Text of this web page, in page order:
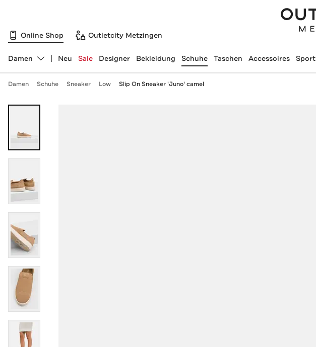
Online Shop Outletcity Metzingen
Abteilung ändern, ausgewählt:
Damen Neu Sale Designer Bekleidung Schuhe Taschen Accessoires Sport
Damen Schuhe Sneaker Low Slip On Sneaker 'Juno' camel